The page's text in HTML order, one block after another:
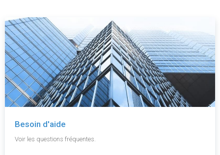
Besoin d'aide
Voir les questions fréquentes.